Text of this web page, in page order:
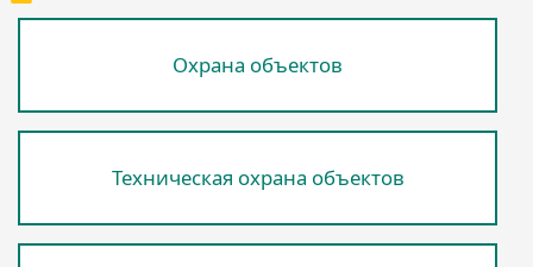
Охрана объектов
Техническая охрана объектов